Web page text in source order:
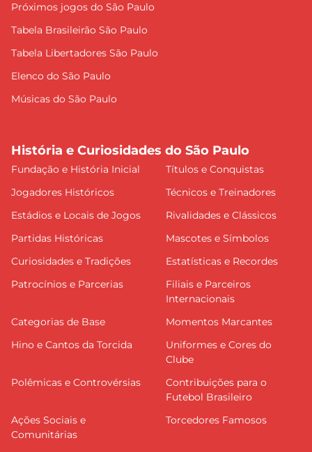
Próximos jogos do São Paulo
Tabela Brasileirão São Paulo
Tabela Libertadores São Paulo
Elenco do São Paulo
Músicas do São Paulo
História e Curiosidades do São Paulo
Fundação e História Inicial
Títulos e Conquistas
Jogadores Históricos
Técnicos e Treinadores
Estádios e Locais de Jogos
Rivalidades e Clássicos
Partidas Históricas
Mascotes e Símbolos
Curiosidades e Tradições
Estatísticas e Recordes
Patrocínios e Parcerias
Filiais e Parceiros
Internacionais
Categorias de Base
Momentos Marcantes
Hino e Cantos da Torcida
Uniformes e Cores do
Clube
Polêmicas e Controvérsias
Contribuições para o
Futebol Brasileiro
Ações Sociais e
Comunitárias
Torcedores Famosos